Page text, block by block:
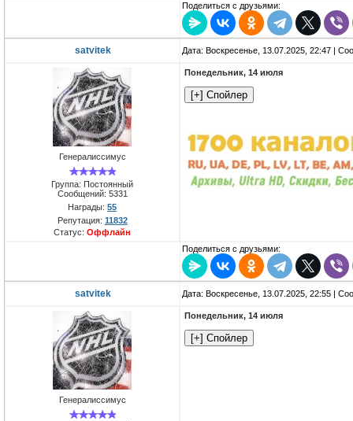
Поделиться с друзьями:
satvitek Дата: Воскресенье, 13.07.2025, 22:47 |
Генералиссимус
Группа: Постоянный
Сообщений: 5331
Награды: 55
Репутация: 11832
Статус: Оффлайн
Понедельник, 14 июля
Поделиться с друзьями:
satvitek Дата: Воскресенье, 13.07.2025, 22:55 |
Генералиссимус
Понедельник, 14 июля